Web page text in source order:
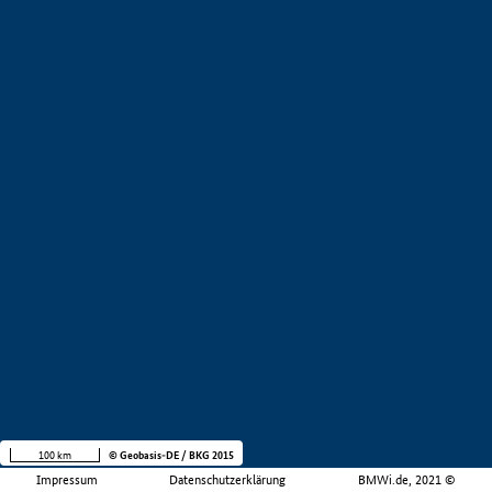
Impressum Datenschutzerklärung BMWi.de, 2021 ©
100 km © Geobasis-DE / BKG 2015